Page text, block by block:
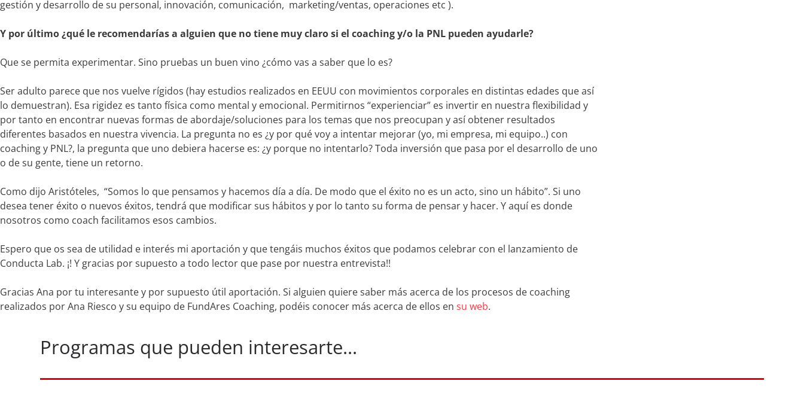
gestión y desarrollo de su personal, innovación, comunicación, marketing/ventas, operaciones etc ).
Y por último ¿qué le recomendarías a alguien que no tiene muy claro si el coaching y/o la PNL pueden ayudarle?
Que se permita experimentar. Sino pruebas un buen vino ¿cómo vas a saber que lo es?
Ser adulto parece que nos vuelve rígidos (hay estudios realizados en EEUU con movimientos corporales en distintas edades que así
lo demuestran). Esa rigidez es tanto física como mental y emocional. Permitirnos “experienciar” es invertir en nuestra flexibilidad y
por tanto en encontrar nuevas formas de abordaje/soluciones para los temas que nos preocupan y así obtener resultados
diferentes basados en nuestra vivencia. La pregunta no es ¿y por qué voy a intentar mejorar (yo, mi empresa, mi equipo..) con
coaching y PNL?, la pregunta que uno debiera hacerse es: ¿y porque no intentarlo? Toda inversión que pasa por el desarrollo de uno
o de su gente, tiene un retorno.
Como dijo Aristóteles, “Somos lo que pensamos y hacemos día a día. De modo que el éxito no es un acto, sino un hábito”. Si uno
desea tener éxito o nuevos éxitos, tendrá que modificar sus hábitos y por lo tanto su forma de pensar y hacer. Y aquí es donde
nosotros como coach facilitamos esos cambios.
Espero que os sea de utilidad e interés mi aportación y que tengáis muchos éxitos que podamos celebrar con el lanzamiento de
Conducta Lab. ¡! Y gracias por supuesto a todo lector que pase por nuestra entrevista!!
Gracias Ana por tu interesante y por supuesto útil aportación. Si alguien quiere saber más acerca de los procesos de coaching
realizados por Ana Riesco y su equipo de FundAres Coaching, podéis conocer más acerca de ellos en su web.
Programas que pueden interesarte...